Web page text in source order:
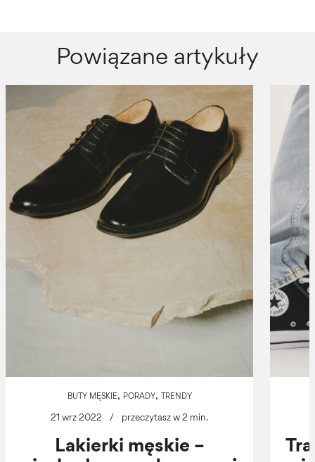
Powiązane artykuły
BUTY MĘSKIE, PORADY, TRENDY
21 wrz 2022 / przeczytasz w 2 min.
Lakierki męskie –